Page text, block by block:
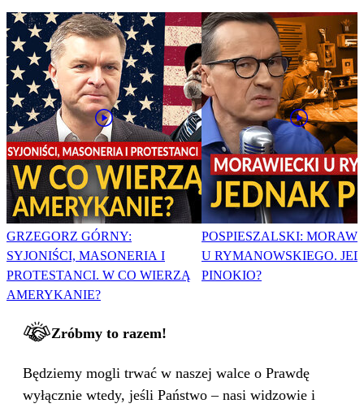
GRZEGORZ GÓRNY:
SYJONIŚCI, MASONERIA I
PROTESTANCI. W CO WIERZĄ
AMERYKANIE?
POSPIESZALSKI:
U RYMANOWSKIEGO.
PINOKIO?
Zróbmy to razem!
Będziemy mogli trwać w naszej walce o Prawdę
wyłącznie wtedy, jeśli Państwo – nasi widzowie i